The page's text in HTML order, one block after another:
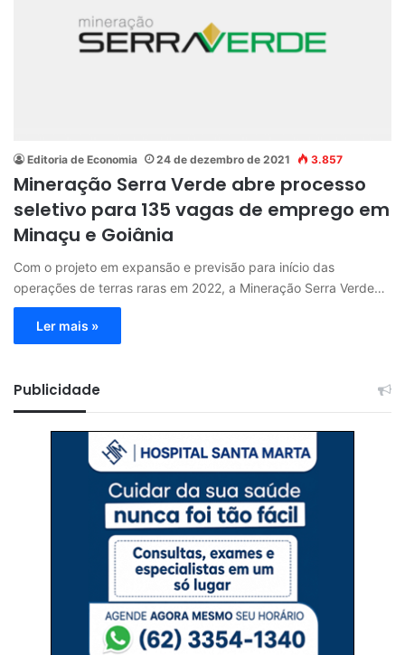
Editoria de Economia 24 de dezembro de 2021 3.857
Mineração Serra Verde abre processo
seletivo para 135 vagas de emprego em
Minaçu e Goiânia
Com o projeto em expansão e previsão para início das
operações de terras raras em 2022, a Mineração Serra Verde…
Ler mais »
Publicidade